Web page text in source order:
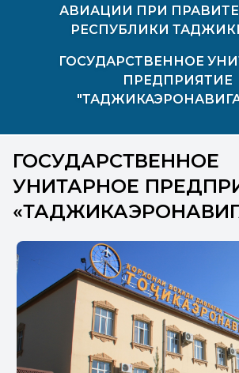
АВИАЦИИ ПРИ
РЕСПУБЛИКИ
ГОСУДАРСТВЕННОЕ
ПРЕДПРИЯТИЕ
ГОСУДАРСТВЕННОЕ
УНИТАРНОЕ